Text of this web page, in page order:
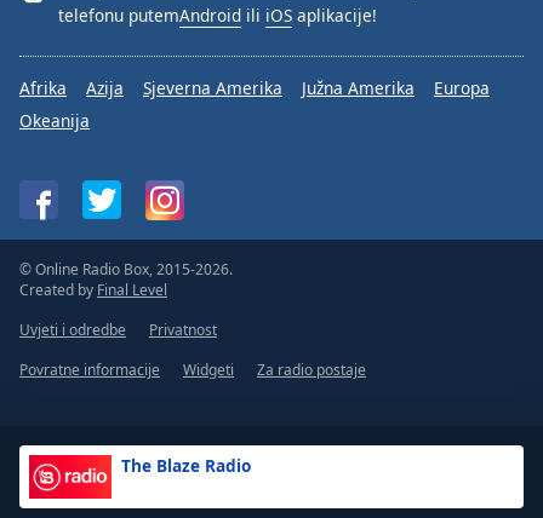
The Blaze Radio
telefonu putemAndroid ili iOS aplikacije!
Afrika Azija Sjeverna Amerika Južna Amerika
Europa
Okeanija
© Online Radio Box, 2015-2026.
Created by Final Level
Uvjeti i odredbe
Privatnost
Povratne informacije
Widgeti Za radio postaje